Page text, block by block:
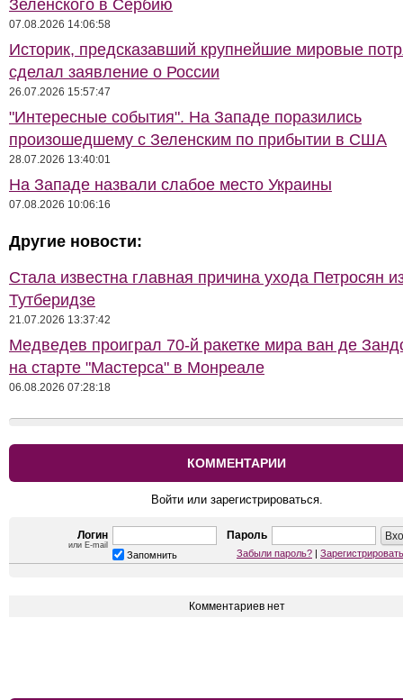
Зеленского в Сербию
07.08.2026 14:06:58
Историк, предсказавший крупнейшие мировые
сделал заявление о России
26.07.2026 15:57:47
"Интересные события". На Западе поразились
произошедшему с Зеленским по прибытии в США
28.07.2026 13:40:01
На Западе назвали слабое место Украины
07.08.2026 10:06:16
Другие новости:
Стала известна главная причина ухода Петросян
Тутберидзе
21.07.2026 13:37:42
Медведев проиграл 70-й ракетке мира ван де
на старте "Мастерса" в Монреале
06.08.2026 07:28:18
КОММЕНТАРИИ
Войти или зарегистрироваться.
Логин
или E-mail
Пароль
Запомнить Забыли пароль? |
Комментариев нет